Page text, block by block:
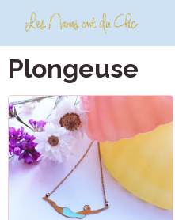
Plongeuse